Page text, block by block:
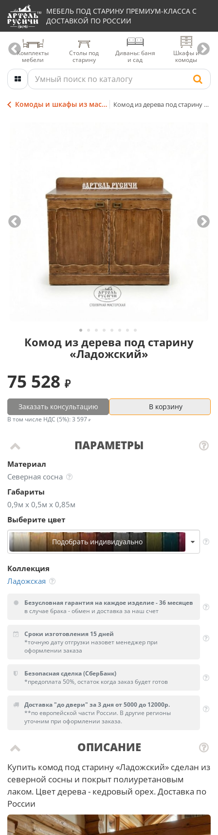
МЕБЕЛЬ ПОД СТАРИНУ ПРЕМИУМ-КЛАССА С
ДОСТАВКОЙ ПО РОССИИ
Комплекты
мебели
Столы под
старину
Диваны: баня
и сад
Шкафы и
комоды
Комоды и шкафы из массива дерева Комод из дерева под старину «Ладожский»
Комод из дерева под старину
«Ладожский»
ПАРАМЕТРЫ
Материал
Северная сосна
Габариты
0,9м х 0,5м х 0,85м
Выберите цвет
Подобрать индивидуально
Коллекция
Ладожская
75 528
Заказать консультацию В корзину
В том числе НДС (5%): 3 597
Безусловная гарантия на каждое изделие - 36 месяцев
в случае брака - обмен и доставка за наш счет
Сроки изготовления 15 дней
*точную дату отгрузки назовет менеджер при
оформлении заказа
Безопасная сделка (СберБанк)
*предоплата 50%, остаток когда заказ будет готов
Доставка "до двери" за 3 дня от 5000 до 12000р.
**по европейской части России. В другие регионы
уточним при оформлении заказа.
ОПИСАНИЕ
Купить комод под старину «Ладожский» сделан из
северной сосны и покрыт полиуретановым
лаком. Цвет дерева - кедровый орех. Доставка по
России